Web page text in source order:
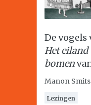
De vogels
Het eiland
bomen
Manon Smits
Lezingen